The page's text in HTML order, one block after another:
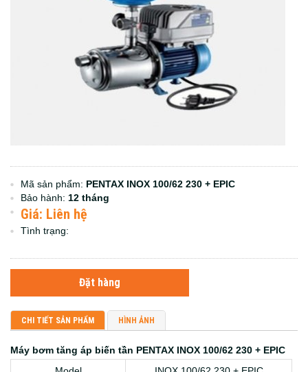
Mã sản phẩm: PENTAX INOX 100/62 230 + EPIC
Bảo hành: 12 tháng
Giá: Liên hệ
Tình trạng:
Đặt hàng
CHI TIẾT SẢN PHẨM HÌNH ẢNH
Máy bơm tăng áp biến tần PENTAX INOX 100/62 230 + EPIC